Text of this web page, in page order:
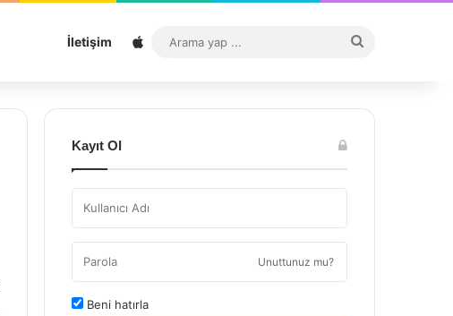
İletişim Sitemap
...
Kayıt Ol
Unuttunuz mu?
Beni hatırla